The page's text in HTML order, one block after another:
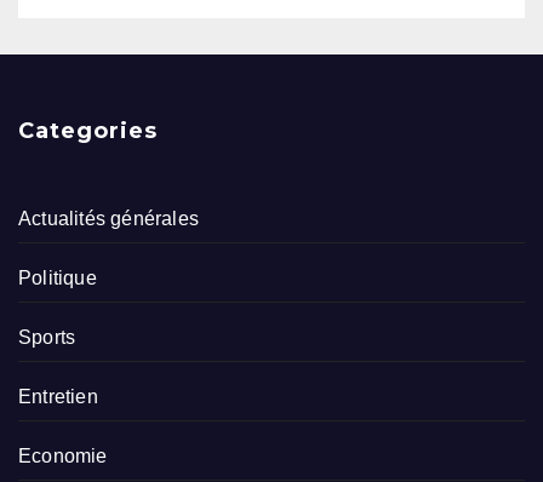
Categories
Actualités générales
Politique
Sports
Entretien
Economie